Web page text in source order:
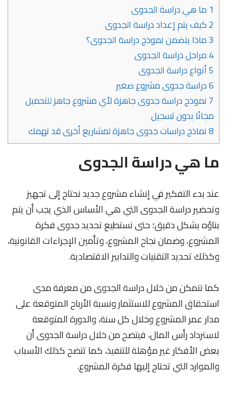
1 ما هي دراسة الجدوى
2كيف يتم إعداد دراسة الجدوى
3ماذا يتضمن نموذج دراسة الجدوى؟
4مراحل دراسة الجدوى
5أنواع دراسة الجدوى
6دراسة جدوى مشروع صغير
7 نموذج دراسة جدوى جاهزة لأي مشروع جاهز للتحميل
مجانًا بدون تسجيل
8نماذج دراسات جدوى جاهزة لمشاريع أخرى قد تهمك
ما هي دراسة الجدوى
عند بدء التفكير في إنشاء مشروع جديد نحتاج إلى تجهيز
وتحضير دراسة الجدوى التي هي الأساس الذي يجب أن يتم
بناؤه بشكل دقيق؛ حتى نستطيع تحديد جدوى فكرة
المشروع، وضمان نجاح المشروع، وتأمين الإجراءات القانونية،
وكذلك تحديد التقنيات والتدابير الاقتصادية.
كما نتمكن من خلال دراسة الجدوى من معرفة مدى
استحقاق المشروع للاستثمار ونسبة الأرباح المتوقعة على
مدار عمر المشروع وخلال كل سنة، والدورة المتوقعة
لاسترداد رأس المال، فيتضح من خلال دراسة الجدوى أن
بعض الأفكار غير مؤهلة للتنفيذ، كما تتضح كذلك الأسباب
والموارد التي تحتاج إليها فكرة المشروع.